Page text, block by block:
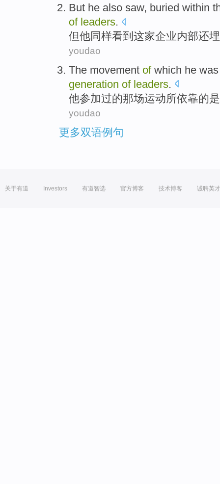
But he also saw, buried within
of leaders.
但他同样看到 这家企业内部还
youdao
The movement of which he
generation of leaders.
他参加过的那场运动所依靠的是
youdao
更多双语例句
关于有道 Investors 有道智选 官方博客 技术博客 诚聘英才